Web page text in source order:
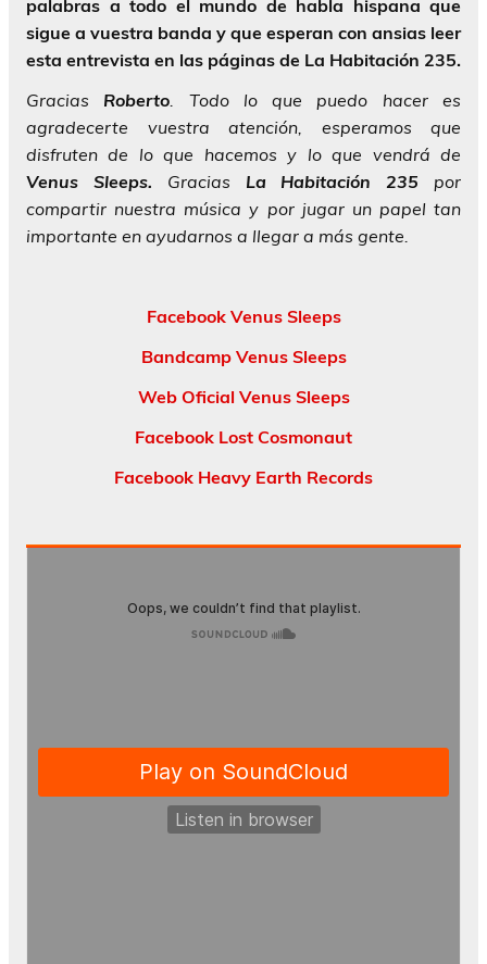
palabras a todo el mundo de habla hispana que
sigue a vuestra banda y que esperan con ansias leer
esta entrevista en las páginas de La Habitación 235.
Gracias Roberto . Todo lo que puedo hacer es
agradecerte vuestra atención, esperamos que
disfruten de lo que hacemos y lo que vendrá de
Venus Sleeps. Gracias La Habitación 235 por
compartir nuestra música y por jugar un papel tan
importante en ayudarnos a llegar a más gente.
Facebook Venus Sleeps
Bandcamp Venus Sleeps
Web Oficial Venus Sleeps
Facebook Lost Cosmonaut
Facebook Heavy Earth Records